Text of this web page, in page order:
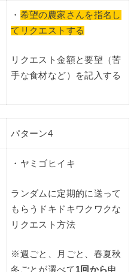
・ 希望の農家さんを指名し
てリクエストする
リクエスト金額と要望（苦
手な食材など）を記入する
パターン4
・ヤミゴヒイキ
ランダムに定期的に送って
もらうドキドキワクワクな
リクエスト方法
※週ごと、月ごと、春夏秋
冬ごとが選べて1回から申